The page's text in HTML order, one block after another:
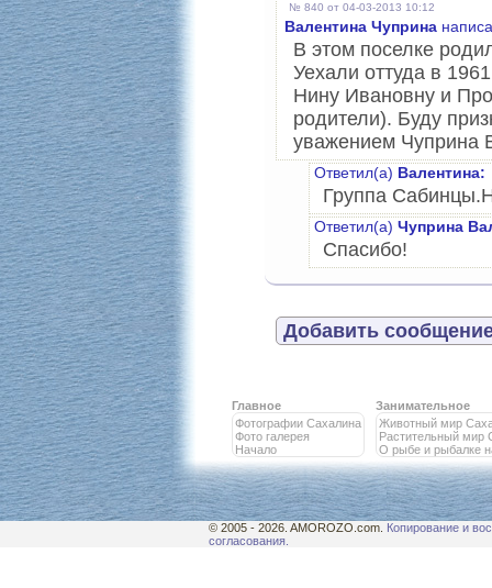
№ 840 от 04-03-2013 10:12
Валентина Чуприна
В этом поселке
Уехали оттуда в
Нину Ивановну и
родители). Буду
уважением Чуприна
Ответил(а) Валентина:
Группа
Ответил(а) Чуприна
Спасибо!
Добавить
Главное
Фотографии Сахалина
Фото галерея
Начало
Занимательное
Животный мир
Растительный мир
О рыбе и рыбалке
© 2005 - 2026. AMOROZO.com. Копирование и
согласования.